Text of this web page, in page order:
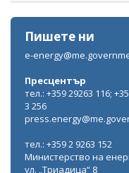
Пишете ни
e-
Пресцентър
тел.: +359 29263 116;
3 256
тел.: +359 2 9263 152
Министерство на
ул. „Триадица“ 8